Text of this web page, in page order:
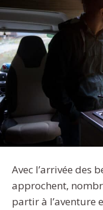
Avec l’arrivée des
approchent,
partir à l’aventure